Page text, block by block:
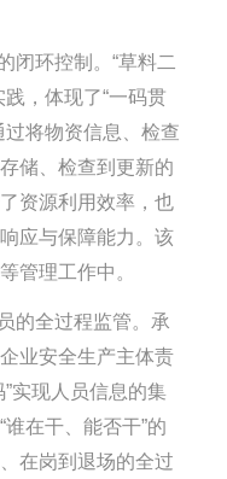
闭环控制。“草料二
，体现了“一码贯
将物资信息、检查
储、检查到更新的
资源利用效率，也
应与保障能力。该
管理工作中。
的全过程监管。承
业安全生产主体责
实现人员信息的集
在干、能否干”的
在岗到退场的全过